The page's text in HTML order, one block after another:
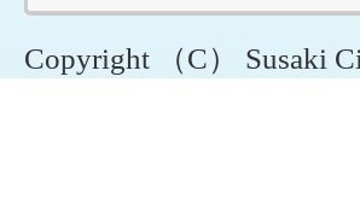
Copyright （C） Susaki